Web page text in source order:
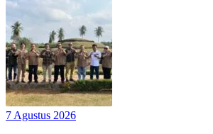
7 Agustus 2026